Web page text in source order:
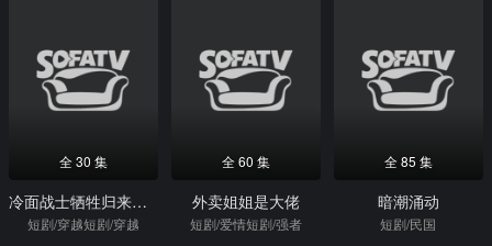
全 30 集
冷面战士牺牲归来竟是女儿身2
短剧/穿越短剧/穿越
全 60 集
外卖姐姐是大佬
短剧/爱情短剧/强者
全 85 集
暗潮涌动
短剧/民国